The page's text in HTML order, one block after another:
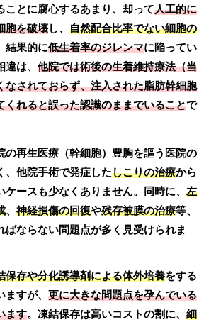
ことに腐心するあまり、却って人工的に
胞を破壊し、 自然配合比率でない細胞の
結果的に低生着率のジレンマに陥ってい
は、 他院では術後の生着維持療法（当
なされておらず、注入された脂肪幹細胞
くれると誤った認識のままでいることで
の再生医療（幹細胞）豊胸を謳う医院の
、他院手術で発症したしこりの治療から
ケースも少なくありません。同時に、 左
、 神経損傷の回復や残存被膜の治療等、
ばならない問題点が多く見受けられま
保存や分化誘導剤による体外培養をする
すが、 更に大きな問題点を孕んでいる
ます。凍結保存は高いコストの割に、 細